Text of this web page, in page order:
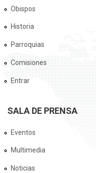
Obispos
Historia
Parroquias
Comisiones
Entrar
SALA DE PRENSA
Eventos
Multimedia
Noticias